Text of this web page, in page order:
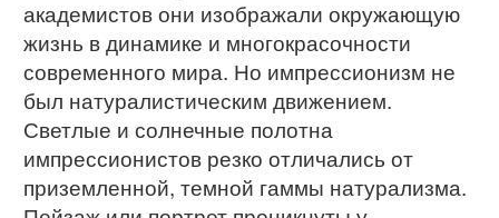
академистов они изображали окружающую
жизнь в динамике и многокрасочности
современного мира. Но импрессионизм не
был натуралистическим движением.
Светлые и солнечные полотна
импрессионистов резко отличались от
приземленной, темной гаммы натурализма.